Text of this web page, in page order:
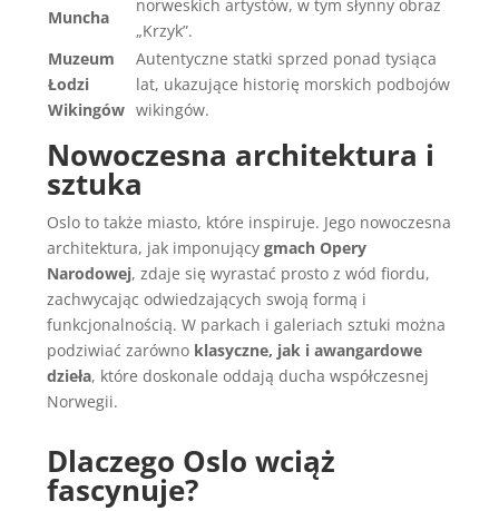
Muncha
norweskich artystów, w tym słynny obraz
„Krzyk”.
Muzeum
Łodzi
Wikingów
Autentyczne statki sprzed ponad tysiąca
lat, ukazujące historię morskich podbojów
wikingów.
Nowoczesna architektura i
sztuka
Oslo to także miasto, które inspiruje. Jego nowoczesna
architektura, jak imponującygmach Opery
Narodowej, zdaje się wyrastać prosto z wód fiordu,
zachwycając odwiedzających swoją formą i
funkcjonalnością. W parkach i galeriach sztuki można
podziwiać zarówno klasyczne, jak i awangardowe
dzieła, które doskonale oddają ducha współczesnej
Norwegii.
Dlaczego Oslo wciąż
fascynuje?